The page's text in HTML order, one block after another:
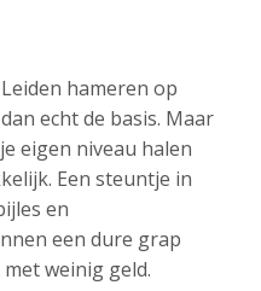
hameren op
echt de basis. Maar
eigen niveau halen
Een steuntje in
en
een dure grap
weinig geld.